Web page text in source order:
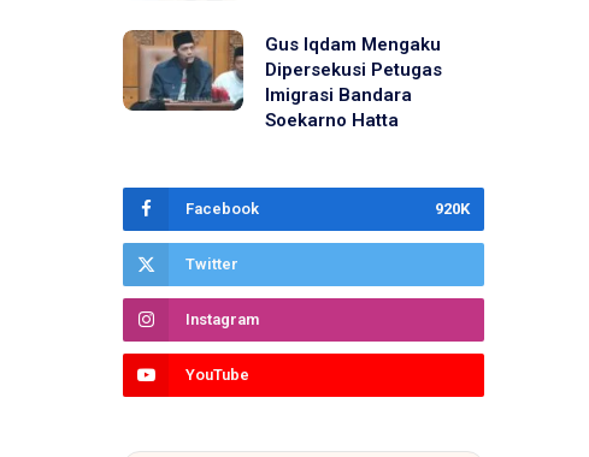
Gus Iqdam Mengaku
Dipersekusi Petugas
Imigrasi Bandara
Soekarno Hatta
Facebook 920K
Twitter
Instagram
YouTube